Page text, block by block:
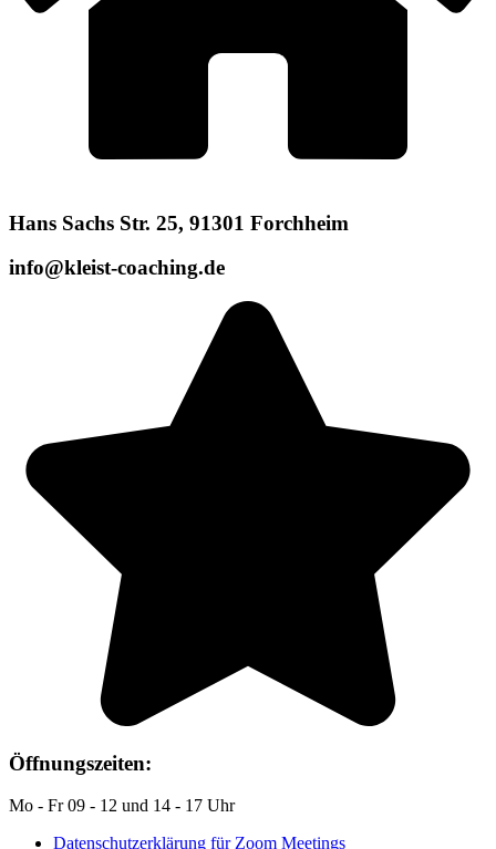
Hans Sachs Str. 25, 91301 Forchheim
info@kleist-coaching.de
Öffnungszeiten:
Mo - Fr 09 - 12 und 14 - 17 Uhr
Datenschutzerklärung für Zoom Meetings